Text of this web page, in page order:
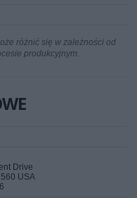
różnić się w zależności od
produkcyjnym.
Drive
USA